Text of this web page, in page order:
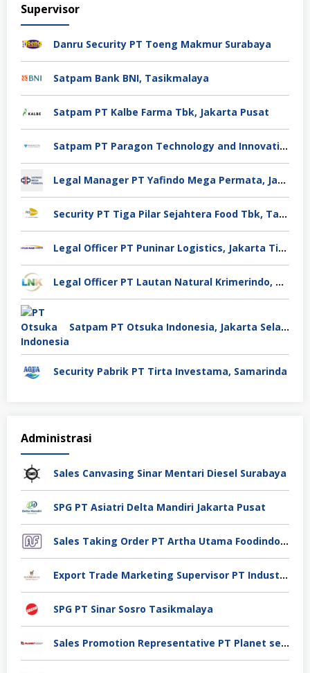
Supervisor
Danru Security PT Toeng Makmur Surabaya
Satpam Bank BNI, Tasikmalaya
Satpam PT Kalbe Farma Tbk, Jakarta Pusat
Satpam PT Paragon Technology and Innovation Jakarta
Legal Manager PT Yafindo Mega Permata, Jakarta Barat
Security PT Tiga Pilar Sejahtera Food Tbk, Tangerang
Legal Officer PT Puninar Logistics, Jakarta Timur
Legal Officer PT Lautan Natural Krimerindo, Mojokerto
Satpam PT Otsuka Indonesia, Jakarta Selatan
Security Pabrik PT Tirta Investama, Samarinda
Administrasi
Sales Canvasing Sinar Mentari Diesel Surabaya
SPG PT Asiatri Delta Mandiri Jakarta Pusat
Sales Taking Order PT Artha Utama Foodindo Tangerang
Export Trade Marketing Supervisor PT Industri Jamu Dan Farmasi Sido Muncul Tbk, Jakarta
SPG PT Sinar Sosro Tasikmalaya
Sales Promotion Representative PT Planet selancar Mandiri, Pontianak